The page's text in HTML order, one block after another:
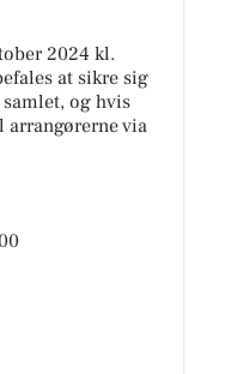
2024 kl.
at sikre sig
og hvis
arrangørerne via